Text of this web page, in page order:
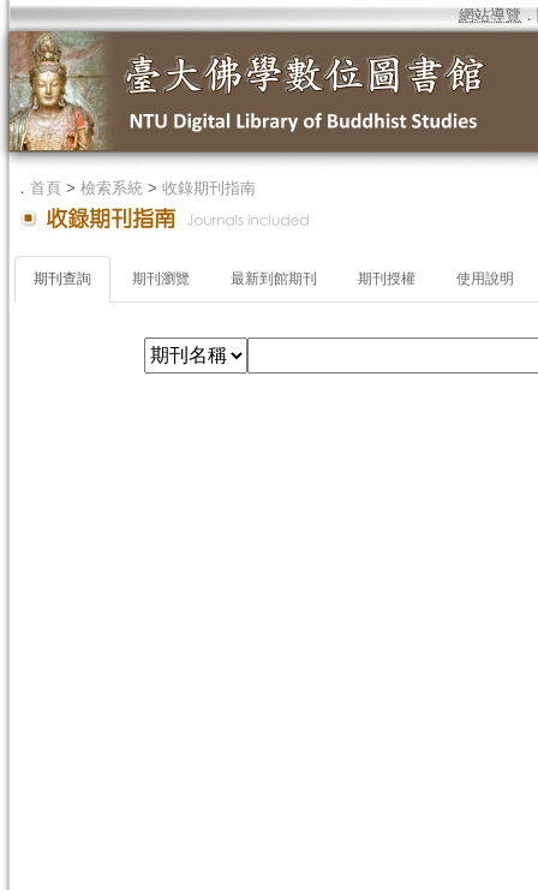
網站導覽 ．
． 首頁 > 檢索系統 > 收錄期刊指南
期刊查詢 期刊瀏覽 最新到館期刊 期刊授權 使用說明